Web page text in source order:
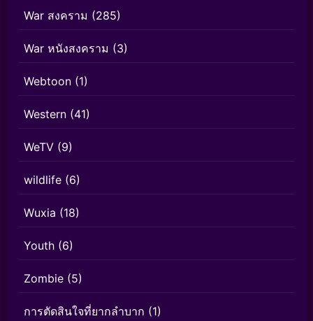
War สงคราม (285)
War หนังสงคราม (3)
Webtoon (1)
Western (41)
WeTV (9)
wildlife (6)
Wuxia (18)
Youth (6)
Zombie (5)
การตัดสินใจที่ยากลำบาก (1)